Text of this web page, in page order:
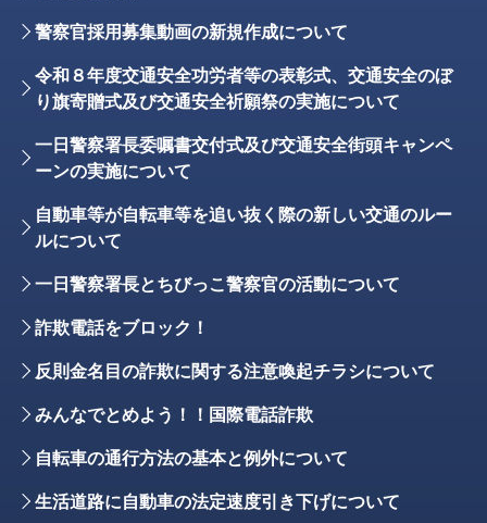
警察官採用募集動画の新規作成について
令和８年度交通安全功労者等の表彰式、交通安全のぼ
り旗寄贈式及び交通安全祈願祭の実施について
一日警察署長委嘱書交付式及び交通安全街頭キャンペ
ーンの実施について
自動車等が自転車等を追い抜く際の新しい交通のルー
ルについて
一日警察署長とちびっこ警察官の活動について
詐欺電話をブロック！
反則金名目の詐欺に関する注意喚起チラシについて
みんなでとめよう！！国際電話詐欺
自転車の通行方法の基本と例外について
生活道路に自動車の法定速度引き下げについて